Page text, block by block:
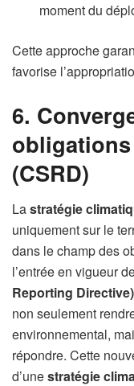
moment du
Cette approche
favorise
6.
(CSRD)
Lastratégie
uniquement sur le
dans le champ des
l’entrée en vigueur
Reporting Directive)
non seulement
environnemental,
répondre. Cette
d’unestratégie